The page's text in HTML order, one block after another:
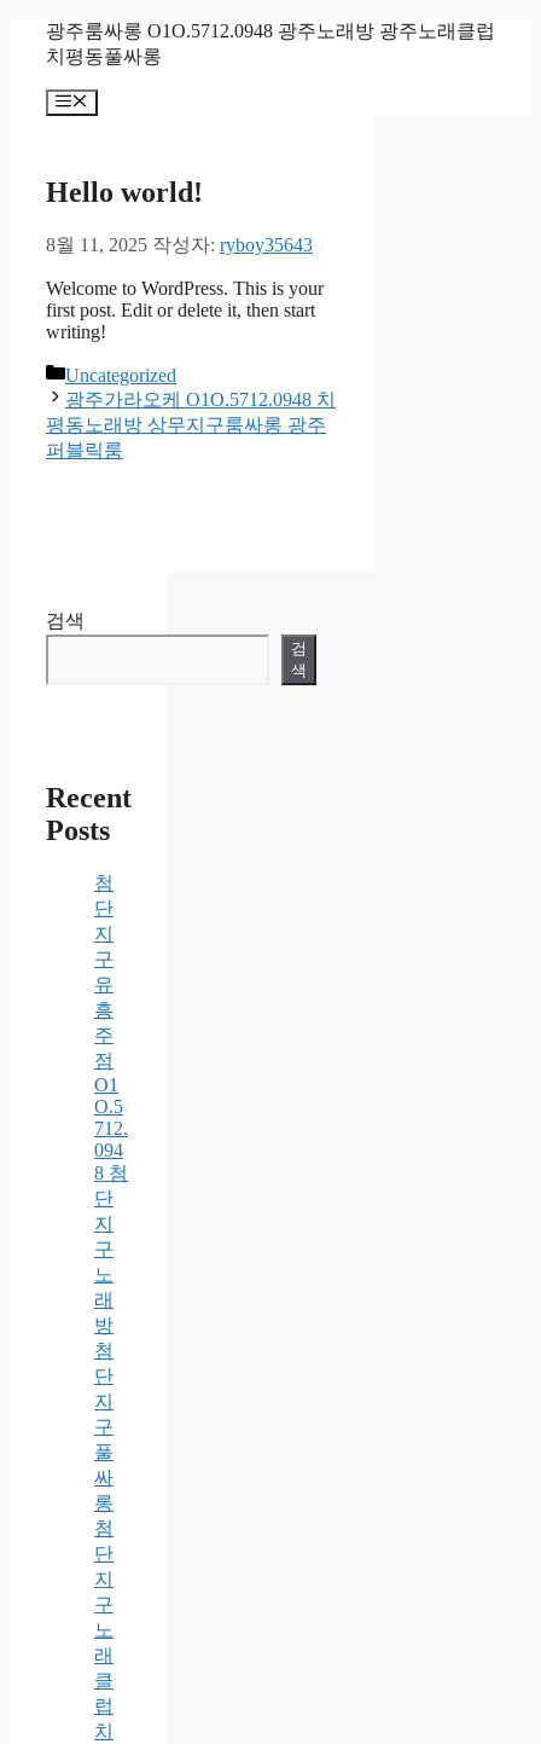
광주룸싸롱 O1O.5712.0948 광주노래방 광주노래클럽
치평동풀싸롱
메
Hello world!
8월 11, 2025 작성자: ryboy35643
Welcome to WordPress. This is your
first post. Edit or delete it, then start
writing!
카
테
고
리
Uncategorized
광주가라오케 O1O.5712.0948 치
평동노래방 상무지구룸싸롱 광주
퍼블릭룸
검색
검
색
Recent
Posts
첨
단
지
구
유
흥
주
점
O1
O.5
712.
094
8 첨
단
지
구
노
래
방
첨
단
지
구
풀
싸
롱
첨
단
지
구
노
래
클
럽
치